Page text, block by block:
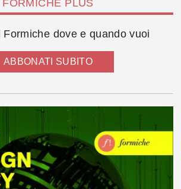
FORMICHE PLUS
Formiche dove e quando vuoi
ABBONATI SUBITO